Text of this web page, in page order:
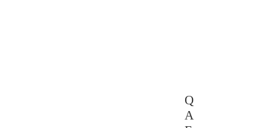
Q
A